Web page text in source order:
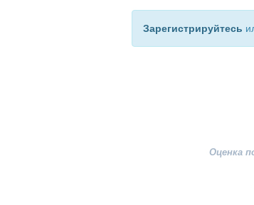
Зарегистрируйтесь
Оценка